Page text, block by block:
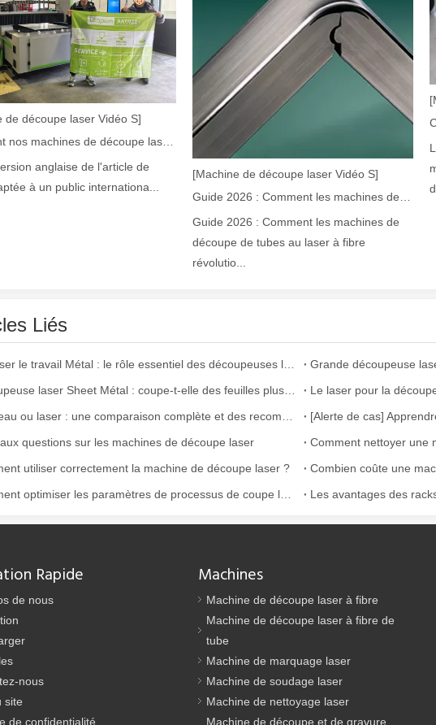
au laser à fibre révolutionnent la fabrication de tuyauxDans le monde en
industrie manufacturière en développement rapide. Il peut traiter une variété
utilisée dans la fabrication du métal. Il peut couper une large gamme
de découpe laser Vidéo S]
anglaise de l'article de
à un public internationa...
[Machine de découpe laser Vidéo S]
Guide 2026 : Comment les machines de
découpe de tubes au laser à fibre
révolutio...
Liés
questions sur les machines de découpe laser
Comment nettoyer une
utiliser correctement la machine de découpe laser ?
Combien coûte une
Rapide
de nous
nous
site
de confidentialité
Machines
Machine de découpe laser à fibre
Machine de découpe laser à fibre de
tube
Machine de marquage laser
Machine de soudage laser
Machine de nettoyage laser
Machine de découpe et de gravure